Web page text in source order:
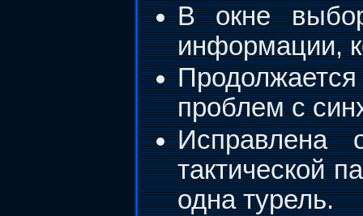
В окне
информации,
проблем с
Исправлена
тактической
одна турель.